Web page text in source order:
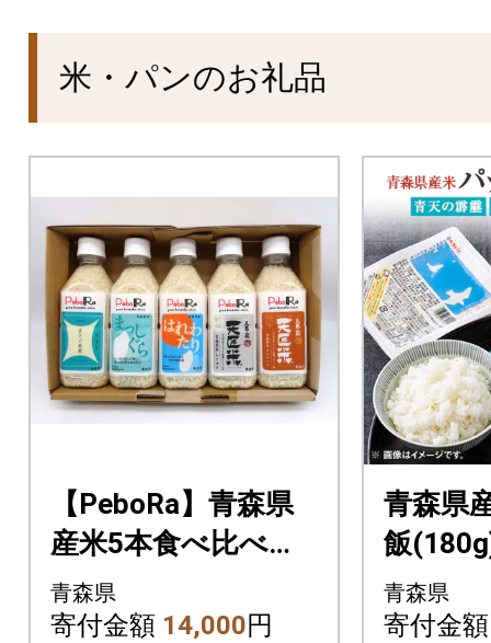
米・パンのお礼品
【PeboRa】青森県
産米5本食べ比べセ
ット【無洗米/300g
(2合)×5本】
青森県
寄付金額 14,000円
青森県
飯
ト
青森県
寄付金